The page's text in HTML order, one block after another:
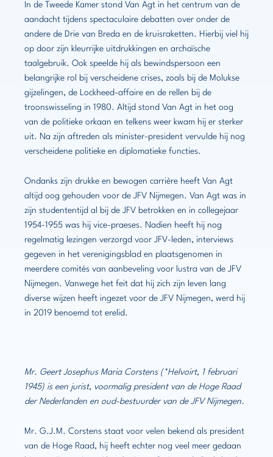
In de Tweede Kamer stond Van Agt in het centrum van de
aandacht tijdens spectaculaire debatten over onder de
andere de Drie van Breda en de kruisraketten. Hierbij viel hij
op door zijn kleurrijke uitdrukkingen en archaïsche
taalgebruik. Ook speelde hij als bewindspersoon een
belangrijke rol bij verscheidene crises, zoals bij de Molukse
gijzelingen, de Lockheed-affaire en de rellen bij de
troonswisseling in 1980. Altijd stond Van Agt in het oog
van de politieke orkaan en telkens weer kwam hij er sterker
uit. Na zijn aftreden als minister-president vervulde hij nog
verscheidene politieke en diplomatieke functies.
Ondanks zijn drukke en bewogen carrière heeft Van Agt
altijd oog gehouden voor de JFV Nijmegen. Van Agt was in
zijn studententijd al bij de JFV betrokken en in collegejaar
1954-1955 was hij vice-praeses. Nadien heeft hij nog
regelmatig lezingen verzorgd voor JFV-leden, interviews
gegeven in het verenigingsblad en plaatsgenomen in
meerdere comités van aanbeveling voor lustra van de JFV
Nijmegen. Vanwege het feit dat hij zich zijn leven lang
diverse wijzen heeft ingezet voor de JFV Nijmegen, werd hij
in 2019 benoemd tot erelid.
Mr. Geert Josephus Maria Corstens (*Helvoirt, 1 februari
1945) is een jurist, voormalig president van de Hoge Raad
der Nederlanden en oud-bestuurder van de JFV Nijmegen.
Mr. G.J.M. Corstens staat voor velen bekend als president
van de Hoge Raad, hij heeft echter nog veel meer gedaan